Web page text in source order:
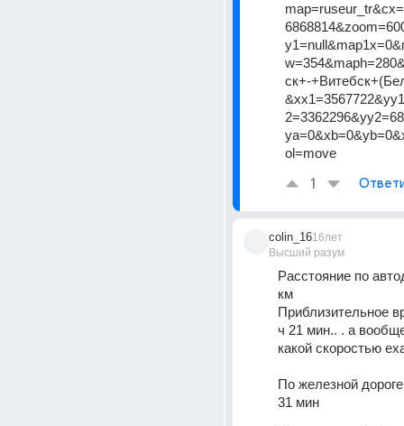
ск+-
ol=move
1
colin_16
Высший разум
16лет
Расстояние по
км
Приблизительное
ч 21 мин.. . а
какой скоростью
По железной
31 мин